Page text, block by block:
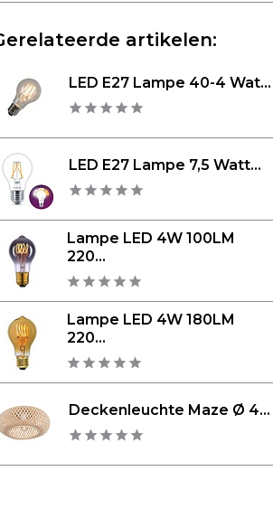
artikelen:
LED E27 Lampe 40-4 Wat...
LED E27 Lampe 7,5 Watt...
Lampe LED 4W 100LM
220...
Lampe LED 4W 180LM
220...
Deckenleuchte Maze Ø 4...